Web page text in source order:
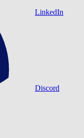
LinkedIn
Discord